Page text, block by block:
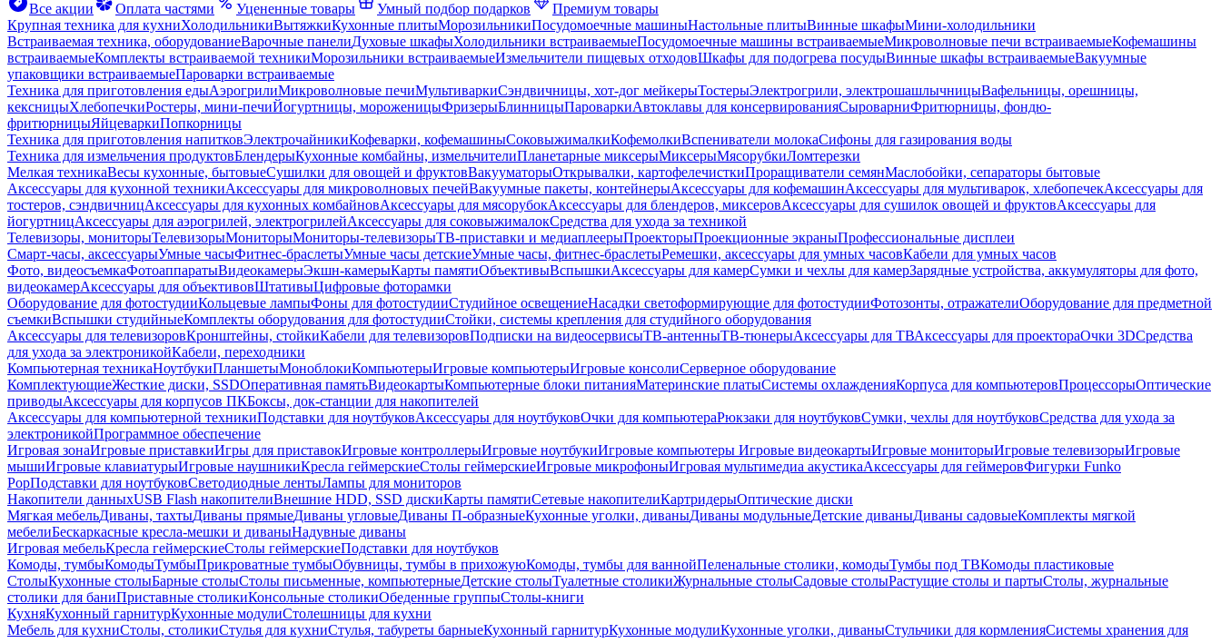
Все акции
Оплата частями Уцененные товары Умный подбор подарков
Премиум товары
Крупная техника для кухниХолодильникиВытяжкиКухонные плитыМорозильникиПосудомоечные машиныНастольные плитыВинные шкафыМини-холодильники
Встраиваемая техника, оборудованиеВарочные панелиДуховые шкафыХолодильники встраиваемыеПосудомоечные машины встраиваемыеМикроволновые печи встраиваемыеКофемашины
встраиваемыеКомплекты встраиваемой техникиМорозильники встраиваемыеИзмельчители пищевых отходовШкафы для подогрева посудыВинные шкафы встраиваемыеВакуумные
упаковщики встраиваемыеПароварки встраиваемые
Техника для приготовления едыАэрогрилиМикроволновые печиМультиваркиСэндвичницы, хот-дог мейкерыТостерыЭлектрогрили, электрошашлычницыВафельницы, орешницы,
кексницыХлебопечкиРостеры, мини-печиЙогуртницы, мороженицыФризерыБлинницыПароваркиАвтоклавы для консервированияСыроварниФритюрницы, фондю-
фритюрницыЯйцеваркиПопкорницы
Техника для приготовления напитковЭлектрочайникиКофеварки, кофемашиныСоковыжималкиКофемолкиВспениватели молокаСифоны для газирования воды
Техника для измельчения продуктовБлендерыКухонные комбайны, измельчителиПланетарные миксерыМиксерыМясорубкиЛомтерезки
Мелкая техникаВесы кухонные, бытовыеСушилки для овощей и фруктовВакууматорыОткрывалки, картофелечисткиПроращиватели семянМаслобойки, сепараторы бытовые
Аксессуары для кухонной техникиАксессуары для микроволновых печейВакуумные пакеты, контейнерыАксессуары для кофемашинАксессуары для мультиварок, хлебопечекАксессуары для
тостеров, сэндвичницАксессуары для кухонных комбайновАксессуары для мясорубокАксессуары для блендеров, миксеровАксессуары для сушилок овощей и фруктовАксессуары для
йогуртницАксессуары для аэрогрилей, электрогрилейАксессуары для соковыжималокСредства для ухода за техникой
Телевизоры, мониторыТелевизорыМониторыМониторы-телевизорыТВ-приставки и медиаплеерыПроекторыПроекционные экраныПрофессиональные дисплеи
Смарт-часы, аксессуарыУмные часыФитнес-браслетыУмные часы детскиеУмные часы, фитнес-браслетыРемешки, аксессуары для умных часовКабели для умных часов
Фото, видеосъемкаФотоаппаратыВидеокамерыЭкшн-камерыКарты памятиОбъективыВспышкиАксессуары для камерСумки и чехлы для камерЗарядные устройства, аккумуляторы для фото,
видеокамерАксессуары для объективовШтативыЦифровые фоторамки
Оборудование для фотостудииКольцевые лампыФоны для фотостудииСтудийное освещениеНасадки светоформирующие для фотостудииФотозонты, отражателиОборудование для предметной
съемкиВспышки студийныеКомплекты оборудования для фотостудииСтойки, системы крепления для студийного оборудования
Аксессуары для телевизоровКронштейны, стойкиКабели для телевизоровПодписки на видеосервисыТВ-антенныТВ-тюнерыАксессуары для ТВАксессуары для проектораОчки 3DСредства
для ухода за электроникойКабели, переходники
Компьютерная техникаНоутбукиПланшетыМоноблокиКомпьютерыИгровые компьютерыИгровые консолиСерверное оборудование
КомплектующиеЖесткие диски, SSDОперативная памятьВидеокартыКомпьютерные блоки питанияМатеринские платыСистемы охлажденияКорпуса для компьютеровПроцессорыОптические
приводыАксессуары для корпусов ПКБоксы, док-станции для накопителей
Аксессуары для компьютерной техникиПодставки для ноутбуковАксессуары для ноутбуковОчки для компьютераРюкзаки для ноутбуковСумки, чехлы для ноутбуковСредства для ухода за
электроникойПрограммное обеспечение
Игровая зонаИгровые приставкиИгры для приставокИгровые контроллерыИгровые ноутбукиИгровые компьютеры Игровые видеокартыИгровые мониторыИгровые телевизорыИгровые
мышиИгровые клавиатурыИгровые наушникиКресла геймерскиеСтолы геймерскиеИгровые микрофоныИгровая мультимедиа акустикаАксессуары для геймеровФигурки Funko
PopПодставки для ноутбуковСветодиодные лентыЛампы для мониторов
Накопители данныхUSB Flash накопителиВнешние HDD, SSD дискиКарты памятиСетевые накопителиКартридерыОптические диски
Мягкая мебельДиваны, тахтыДиваны прямыеДиваны угловыеДиваны П-образныеКухонные уголки, диваныДиваны модульныеДетские диваныДиваны садовыеКомплекты мягкой
мебелиБескаркасные кресла-мешки и диваныНадувные диваны
Игровая мебельКресла геймерскиеСтолы геймерскиеПодставки для ноутбуков
Комоды, тумбыКомодыТумбыПрикроватные тумбыОбувницы, тумбы в прихожуюКомоды, тумбы для ваннойПеленальные столики, комодыТумбы под ТВКомоды пластиковые
СтолыКухонные столыБарные столыСтолы письменные, компьютерныеДетские столыТуалетные столикиЖурнальные столыСадовые столыРастущие столы и партыСтолы, журнальные
столики для баниПриставные столикиКонсольные столикиОбеденные группыСтолы-книги
КухняКухонный гарнитурКухонные модулиСтолешницы для кухни
Мебель для кухниСтолы, столикиСтулья для кухниСтулья, табуреты барныеКухонный гарнитурКухонные модулиКухонные уголки, диваныСтульчики для кормленияСистемы хранения для